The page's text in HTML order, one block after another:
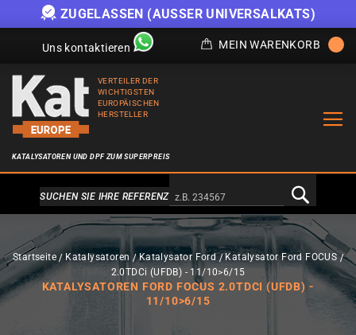
ZUGELASSEN (AUSSER UNIVERSALKATS)
Uns kontaktieren MEIN WARENKORB
VERTEILER DER
WICHTIGSTEN
EUROPÄISCHEN
HERSTELLER
KATALYSATOREN UND DPF ZUM SUPERPREIS
Alternativa a Doofinder
SUCHEN SIE IHRE REFERENZ
Startseite Katalysatoren Katalysator Ford
Katalysator Ford FOCUS
2.0TDCi (UFDB) - 11/10>6/15
KATALYSATOREN FORD FOCUS 2.0TDCI (UFDB) -
11/10>6/15